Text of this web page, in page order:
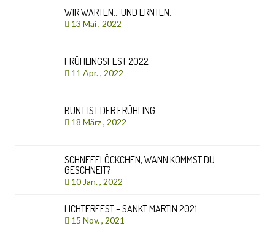
WIR WARTEN… UND ERNTEN..
13 Mai , 2022
FRÜHLINGSFEST 2022
11 Apr. , 2022
BUNT IST DER FRÜHLING
18 März , 2022
SCHNEEFLÖCKCHEN, WANN KOMMST DU
GESCHNEIT?
10 Jan. , 2022
LICHTERFEST – SANKT MARTIN 2021
15 Nov. , 2021